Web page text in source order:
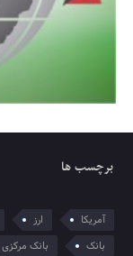
برچسب ها
آمریکا ارز
بانک
بانک مرکزی